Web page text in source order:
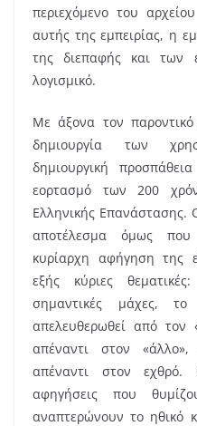
περιεχόμενο του
αυτής της εμπειρίας, η
της διεπαφής και των
λογισμικό.
Με άξονα τον
δημιουργία των
δημιουργική
εορτασμό των 200
Ελληνικής Επανάστασης.
αποτέλεσμα όμως που
κυρίαρχη αφήγηση της
εξής κύριες
σημαντικές μάχες,
απελευθερωθεί από τον
απέναντι στον
απέναντι στον εχθρό.
αφηγήσεις που
αναπτερώνουν το ηθικό